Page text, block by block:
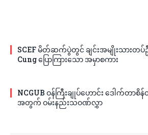
SCEF မိတ်ဆက်ပွဲတွင် ချင်းအမျိုးသားတပ်ဦ
Cung ပြောကြားသော အမှာစကား
NCGUB ဝန်ကြီးချုပ်ဟောင်း ဒေါက်တာစိ
အတွက် ဝမ်းနည်းသဝဏ်လွှာ